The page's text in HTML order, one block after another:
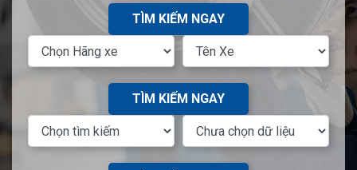
TÌM KIẾM NGAY
TÌM KIẾM NGAY